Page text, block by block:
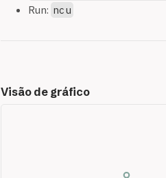
Run: ncu
Visão de gráfico